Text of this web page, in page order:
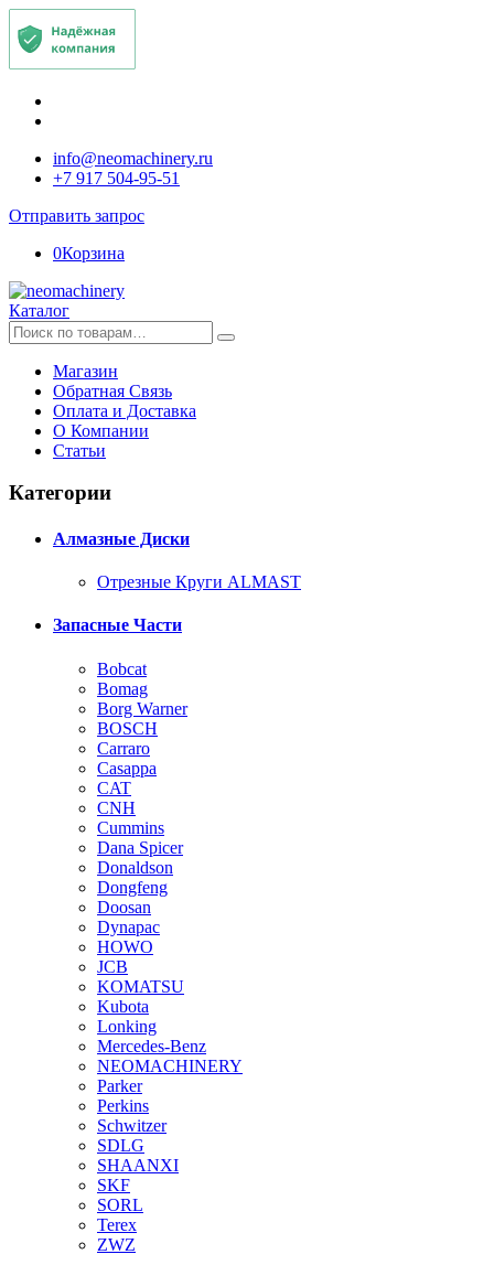
info@neomachinery.ru
+7 917 504-95-51
Отправить запрос
0Корзина
Каталог
Искать:
Магазин
Обратная Связь
Оплата и Доставка
О Компании
Статьи
Категории
Алмазные Диски
Отрезные Круги ALMAST
Запасные Части
Bobcat
Bomag
Borg Warner
BOSCH
Carraro
Casappa
CAT
CNH
Cummins
Dana Spicer
Donaldson
Dongfeng
Doosan
Dynapac
HOWO
JCB
KOMATSU
Kubota
Lonking
Mercedes-Benz
NEOMACHINERY
Parker
Perkins
Schwitzer
SDLG
SHAANXI
SKF
SORL
Terex
ZWZ